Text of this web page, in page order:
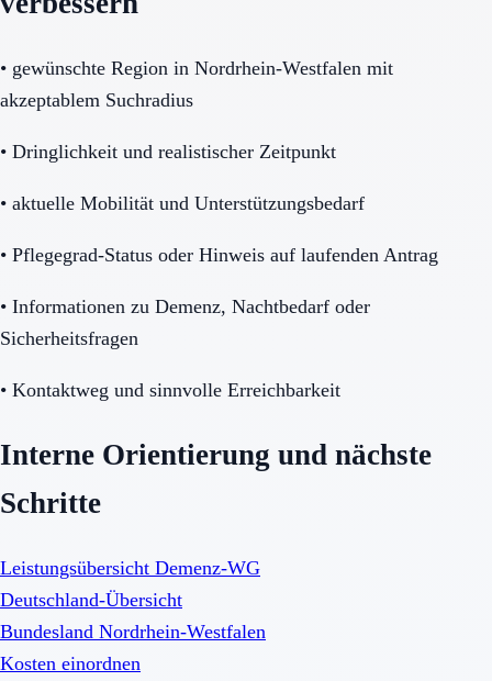
• gewünschte Region in Nordrhein-Westfalen mit
akzeptablem Suchradius
• Dringlichkeit und realistischer Zeitpunkt
• aktuelle Mobilität und Unterstützungsbedarf
• Pflegegrad-Status oder Hinweis auf laufenden Antrag
• Informationen zu Demenz, Nachtbedarf oder
Sicherheitsfragen
• Kontaktweg und sinnvolle Erreichbarkeit
Interne Orientierung und nächste
Schritte
Leistungsübersicht Demenz-WG
Deutschland-Übersicht
Bundesland Nordrhein-Westfalen
Kosten einordnen